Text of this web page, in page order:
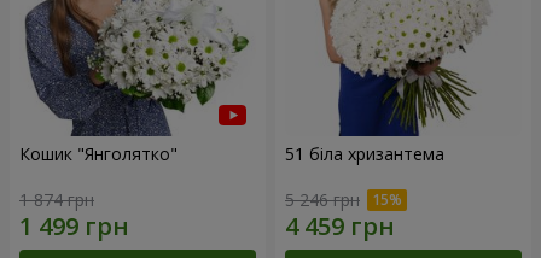
Кошик "Янголятко"
1 874 грн
51 біла хризантема
5 246 грн